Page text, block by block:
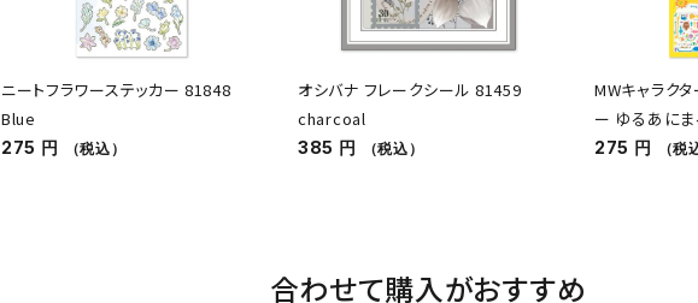
ニートフラワーステッカー 81848
Blue
275 円 （税込）
オシバナ フレークシール 81459
charcoal
385 円 （税込）
MWキャラク
ー ゆるあに
275 円 （税
合わせて購入がおすすめ